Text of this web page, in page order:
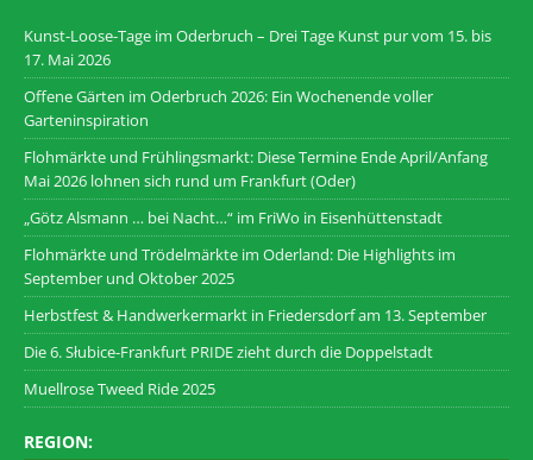
Kunst-Loose-Tage im Oderbruch – Drei Tage Kunst pur vom 15. bis
17. Mai 2026
Offene Gärten im Oderbruch 2026: Ein Wochenende voller
Garteninspiration
Flohmärkte und Frühlingsmarkt: Diese Termine Ende April/Anfang
Mai 2026 lohnen sich rund um Frankfurt (Oder)
„Götz Alsmann … bei Nacht…“ im FriWo in Eisenhüttenstadt
Flohmärkte und Trödelmärkte im Oderland: Die Highlights im
September und Oktober 2025
Herbstfest & Handwerkermarkt in Friedersdorf am 13. September
Die 6. Słubice-Frankfurt PRIDE zieht durch die Doppelstadt
Muellrose Tweed Ride 2025
REGION: